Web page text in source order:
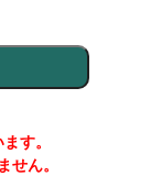
す。
せん。